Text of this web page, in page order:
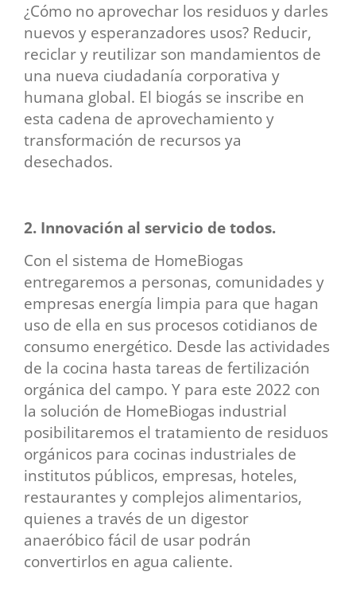
¿Cómo no aprovechar los residuos y darles
nuevos y esperanzadores usos? Reducir,
reciclar y reutilizar son mandamientos de
una nueva ciudadanía corporativa y
humana global. El biogás se inscribe en
esta cadena de aprovechamiento y
transformación de recursos ya
desechados.
2. Innovación al servicio de todos.
Con el sistema de HomeBiogas
entregaremos a personas, comunidades y
empresas energía limpia para que hagan
uso de ella en sus procesos cotidianos de
consumo energético. Desde las actividades
de la cocina hasta tareas de fertilización
orgánica del campo. Y para este 2022 con
la solución de HomeBiogas industrial
posibilitaremos el tratamiento de residuos
orgánicos para cocinas industriales de
institutos públicos, empresas, hoteles,
restaurantes y complejos alimentarios,
quienes a través de un digestor
anaeróbico fácil de usar podrán
convertirlos en agua caliente.